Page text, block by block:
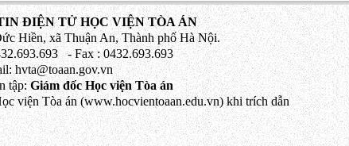
ĐIỆN TỬ HỌC VIỆN TÒA ÁN
Hiền, xã Thuận An, Thành phố Hà Nội.
- Fax : 0432.693.693
hvta@toaan.gov.vn
tập:Giám đốc Học viện Tòa án
viện Tòa án (www.hocvientoaan.edu.vn) khi trích dẫn